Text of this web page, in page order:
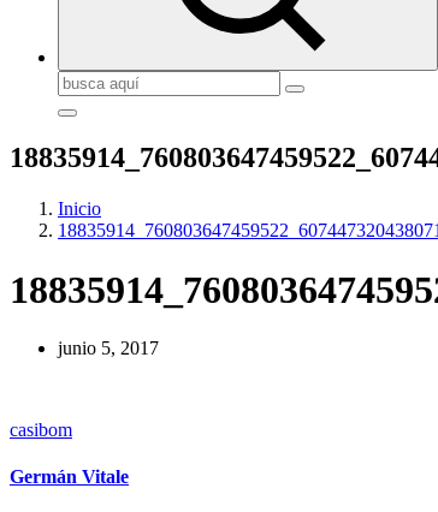
Buscar:
Inicio
junio 5, 2017
casibom
Germán Vitale